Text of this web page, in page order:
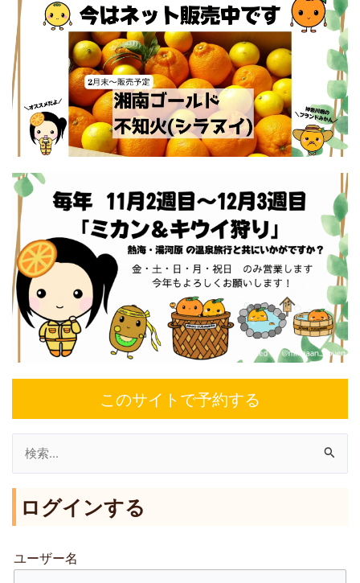
このサイトで予約する
索
象
ログインする
ユーザー名